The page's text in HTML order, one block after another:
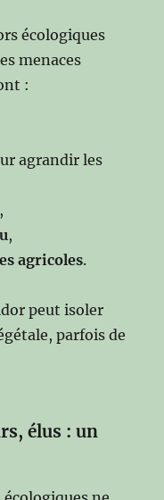
écologiques
menaces
:
agrandir les
,
,
agricoles.
peut isoler
parfois de
élus : un